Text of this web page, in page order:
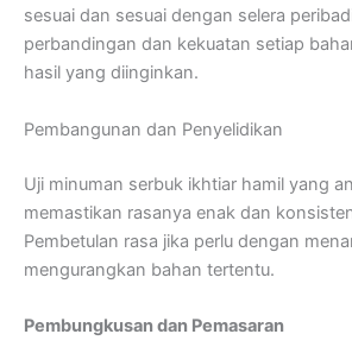
sesuai dan sesuai dengan selera
perbandingan dan kekuatan setiap
hasil yang diinginkan.
Pembangunan dan Penyelidikan
Uji minuman serbuk ikhtiar hamil yang
memastikan rasanya enak dan
Pembetulan rasa jika perlu dengan
mengurangkan bahan tertentu.
Pembungkusan dan Pemasaran